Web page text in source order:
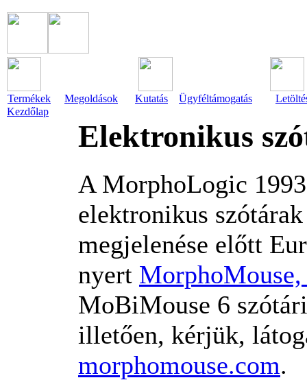
Termékek Megoldások Kutatás Ügyféltámogatás
Kezdőlap
Elektronikus
A MorphoLogic
elektronikus
megjelenése előtt
nyert
MoBiMouse 6
illetően, kérjük,
morphomouse.com.